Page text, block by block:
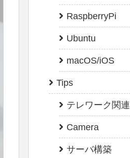
RaspberryPi
Ubuntu
macOS/iOS
Tips
テレワーク関連
Camera
サーバ構築